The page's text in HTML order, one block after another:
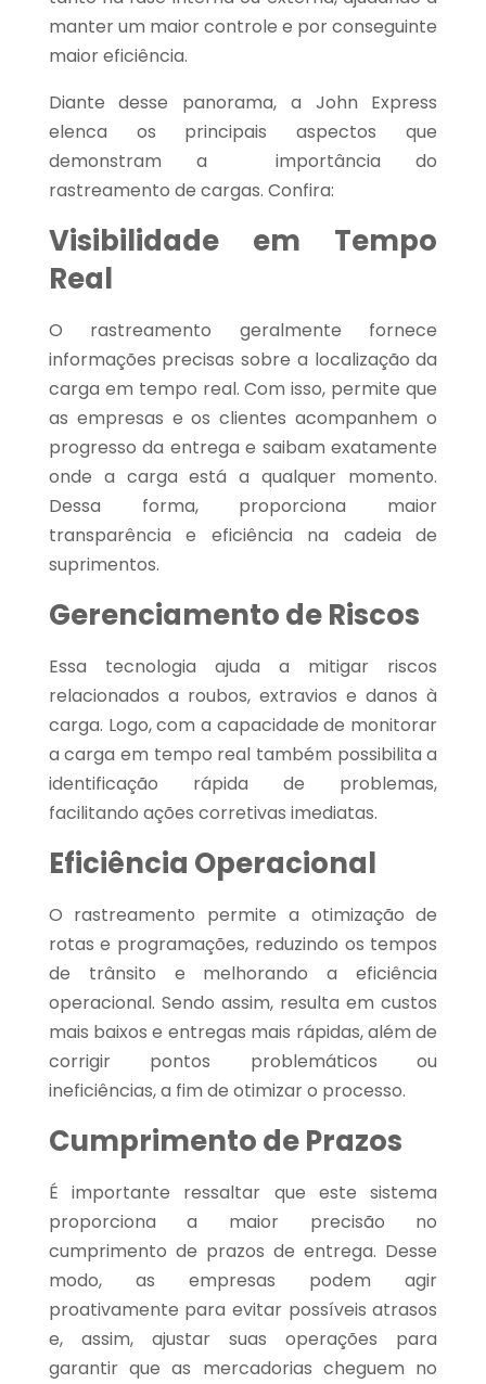
manter um maior controle e por conseguinte
maior eficiência.
Diante desse panorama, a John Express
elenca os principais aspectos que
demonstram a importância do
rastreamento de cargas. Confira:
Visibilidade em Tempo
Real
O rastreamento geralmente fornece
informações precisas sobre a localização da
carga em tempo real. Com isso, permite que
as empresas e os clientes acompanhem o
progresso da entrega e saibam exatamente
onde a carga está a qualquer momento.
Dessa forma, proporciona maior
transparência e eficiência na cadeia de
suprimentos.
Gerenciamento de Riscos
Essa tecnologia ajuda a mitigar riscos
relacionados a roubos, extravios e danos à
carga. Logo, com a capacidade de monitorar
a carga em tempo real também possibilita a
identificação rápida de problemas,
facilitando ações corretivas imediatas.
Eficiência Operacional
O rastreamento permite a otimização de
rotas e programações, reduzindo os tempos
de trânsito e melhorando a eficiência
operacional. Sendo assim, resulta em custos
mais baixos e entregas mais rápidas, além de
corrigir pontos problemáticos ou
ineficiências, a fim de otimizar o processo.
Cumprimento de Prazos
É importante ressaltar que este sistema
proporciona a maior precisão no
cumprimento de prazos de entrega. Desse
modo, as empresas podem agir
proativamente para evitar possíveis atrasos
e, assim, ajustar suas operações para
garantir que as mercadorias cheguem no